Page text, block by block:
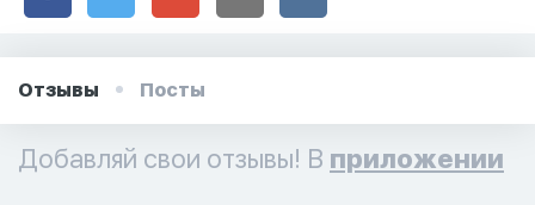
Отзывы Посты
Добавляй свои отзывы! В приложении